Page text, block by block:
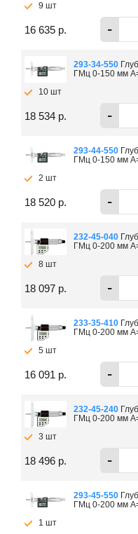
9 шт
16 635 р. -
293-34-550
ГМц 0-150 мм
10 шт
18 534 р. -
293-44-550
ГМц 0-150 мм
2 шт
18 520 р. -
232-45-040
ГМц 0-200 мм
8 шт
18 097 р. -
233-35-410
ГМц 0-200 мм
5 шт
16 091 р. -
232-45-240
ГМц 0-200 мм
3 шт
18 496 р. -
293-45-550
ГМц 0-200 мм
1 шт